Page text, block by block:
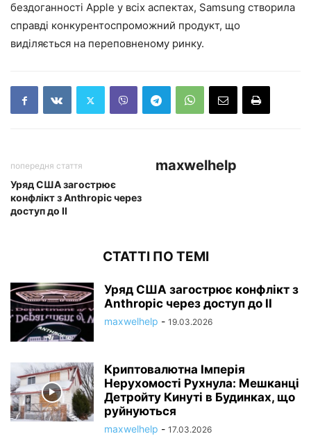
бездоганності Apple у всіх аспектах, Samsung створила
справді конкурентоспроможний продукт, що
виділяється на переповненому ринку.
попередня стаття
Уряд США загострює
конфлікт з Anthropic через
доступ до ІІ
maxwelhelp
СТАТТІ ПО ТЕМІ
Уряд США загострює конфлікт з
Anthropic через доступ до ІІ
maxwelhelp - 19.03.2026
Криптовалютна Імперія
Нерухомості Рухнула: Мешканці
Детройту Кинуті в Будинках, що
руйнуються
maxwelhelp - 17.03.2026